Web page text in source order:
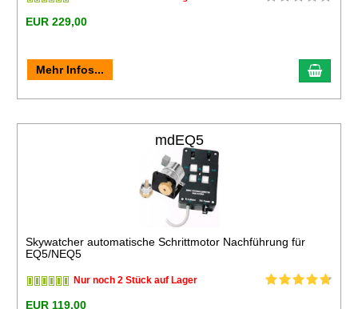
EUR 229,00
Mehr Infos...
mdEQ5
Skywatcher automatische Schrittmotor Nachführung für
EQ5/NEQ5
Nur noch 2 Stück auf Lager
EUR 119,00